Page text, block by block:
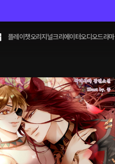
플레이챗오리지널크리에이터오디오드라마